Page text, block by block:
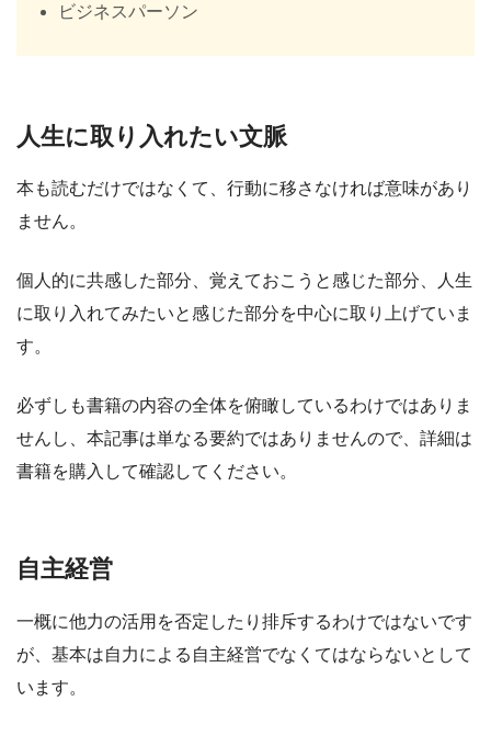
ビジネスパーソン
人生に取り入れたい文脈
本も読むだけではなくて、行動に移さなければ意味があり
ません。
個人的に共感した部分、覚えておこうと感じた部分、人生
に取り入れてみたいと感じた部分を中心に取り上げていま
す。
必ずしも書籍の内容の全体を俯瞰しているわけではありま
せんし、本記事は単なる要約ではありませんので、詳細は
書籍を購入して確認してください。
自主経営
一概に他力の活用を否定したり排斥するわけではないです
が、基本は自力による自主経営でなくてはならないとして
います。